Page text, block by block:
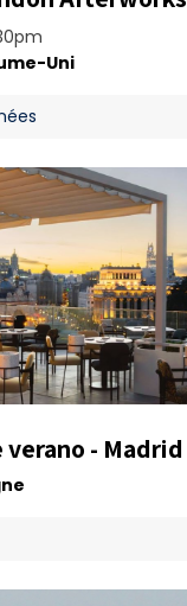
Uni
- Madrid